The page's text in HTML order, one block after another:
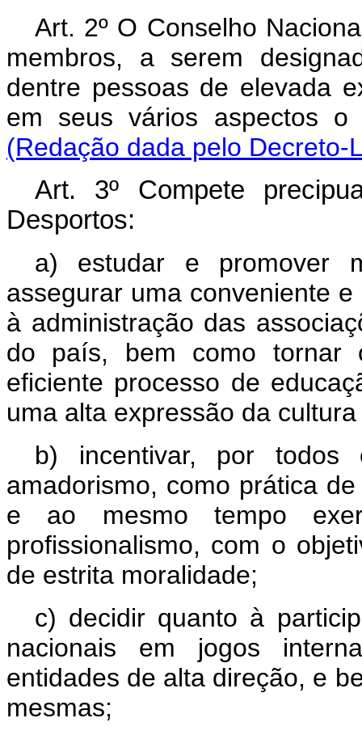
Art. 2º O Conselho
membros, a serem
dentre pessoas de elevada
em seus vários aspectos
(Redação dada pelo Decreto-
Art. 3º Compete
Desportos:
a) estudar e promover
assegurar uma conveniente
à administração das
do país, bem como tornar
eficiente processo de
uma alta expressão da
b) incentivar, por todos
amadorismo, como prática
e ao mesmo tempo
profissionalismo, com o
de estrita moralidade;
c) decidir quanto à
nacionais em jogos
entidades de alta direção, e
mesmas;